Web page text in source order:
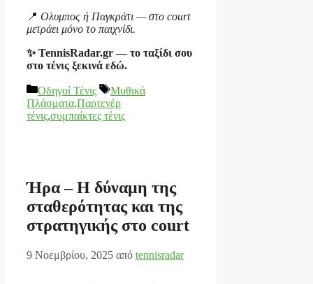
📍 Ολυμπος ή Παγκράτι — στο court
μετράει μόνο το παιχνίδι.
✨ TennisRadar.gr — το ταξίδι σου
στο τένις ξεκινά εδώ.
Κατηγορίες
Οδηγοί Τένις Ετικέτες
Μυθικά
Πλάσματα,Παρτενέρ
τένις,συμπαίκτες τένις
Ήρα – Η δύναμη της
σταθερότητας και της
στρατηγικής στο court
9 Νοεμβρίου, 2025 από tennisradar